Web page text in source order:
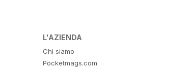
L'AZIENDA
Chi siamo
Pocketmags.com